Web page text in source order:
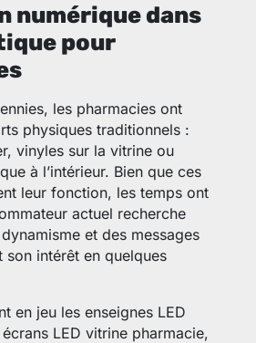
numérique dans
pour
les pharmacies ont
physiques traditionnels :
vinyles sur la vitrine ou
à l’intérieur. Bien que ces
leur fonction, les temps ont
actuel recherche
et des messages
intérêt en quelques
en jeu les enseignes LED
LED vitrine pharmacie,